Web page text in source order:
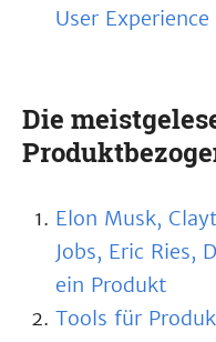
User
Die
Elon Musk,
Jobs, Eric Ries,
ein Produkt
Tools für